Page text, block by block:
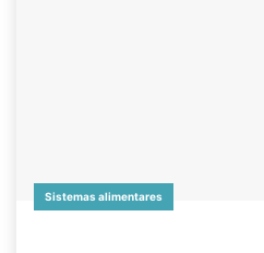
Sistemas alimentares